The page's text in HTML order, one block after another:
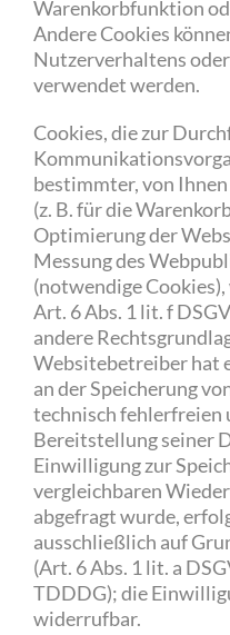
Warenkorbfunktion
Andere Cookies
Nutzerverhaltens
verwendet werden.
Cookies, die zur
bestimmter, von
(z. B. für die
Optimierung der
Messung des
(notwendige
Art. 6 Abs. 1 lit. f
andere
Websitebetreiber hat
an der Speicherung
technisch
Bereitstellung seiner
Einwilligung zur
vergleichbaren
abgefragt wurde,
ausschließlich auf
(Art. 6 Abs. 1 lit. a
TDDDG); die
widerrufbar.